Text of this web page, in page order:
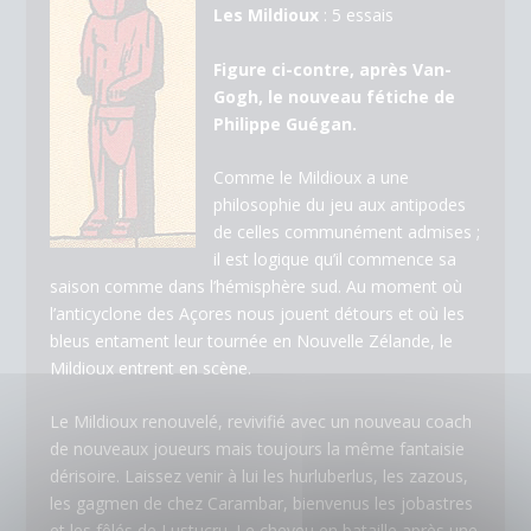
Les Mildioux : 5 essais
Figure ci-contre, après Van-
Gogh, le nouveau fétiche de
Philippe Guégan.
Comme le Mildioux a une
philosophie du jeu aux antipodes
de celles communément admises ;
il est logique qu’il commence sa
saison comme dans l’hémisphère sud. Au moment où
l’anticyclone des Açores nous jouent détours et où les
bleus entament leur tournée en Nouvelle Zélande, le
Mildioux entrent en scène.
Le Mildioux renouvelé, revivifié avec un nouveau coach
de nouveaux joueurs mais toujours la même fantaisie
dérisoire. Laissez venir à lui les hurluberlus, les zazous,
les gagmen de chez Carambar, bienvenus les jobastres